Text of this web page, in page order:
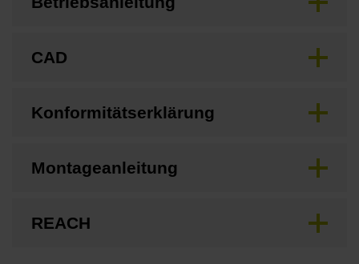
CAD
Konformitätserklärung
Montageanleitung
REACH